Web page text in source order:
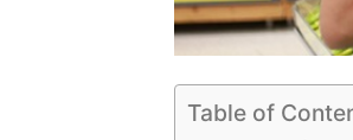
Table of